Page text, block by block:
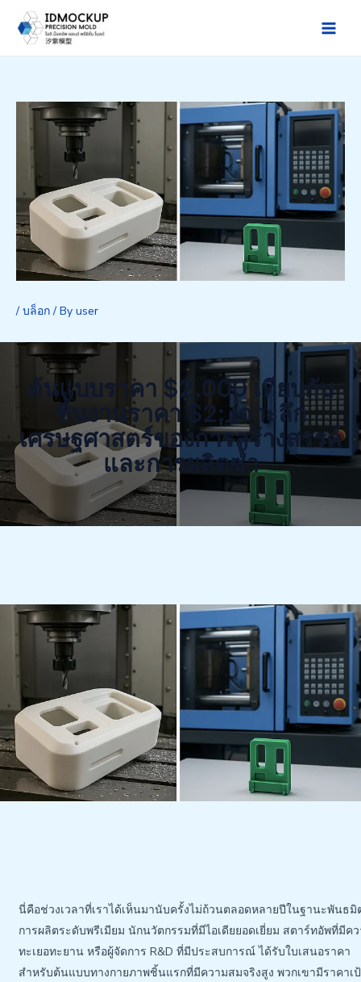
Main
/ บล็อก/ By user
ต้นแบบราคา $2,000 เทียบกับ
ชิ้นงานราคา $2: เจาะลึก
เศรษฐศาสตร์ของการสร้างสรรค์
และการผลิตซ้ำ
นี่คือช่วงเวลาที่เราได้เห็นมานับครั้งไม่ถ้วนตลอดหลายปีในฐานะพันธมิ
การผลิตระดับพรีเมียม นักนวัตกรรมที่มีไอเดียยอดเยี่ยม สตาร์ทอัพที่มีค
ทะเยอทะยาน หรือผู้จัดการ R&D ที่มีประสบการณ์ ได้รับใบเสนอราคา
สำหรับต้นแบบทางกายภาพชิ้นแรกที่มีความสมจริงสูง พวกเขามีราคาเ